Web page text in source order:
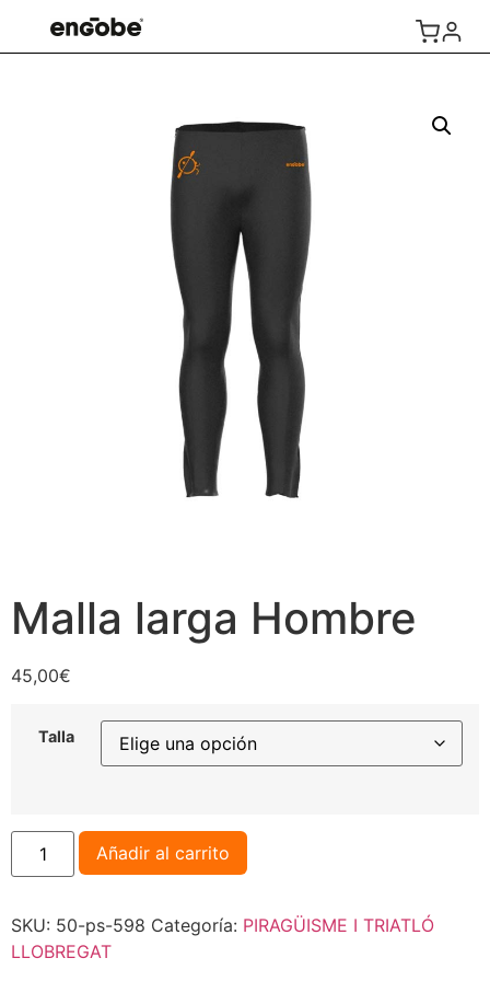
Malla larga Hombre
45,00€
Talla
Añadir al carrito
SKU: 50-ps-598 Categoría: PIRAGÜISME I TRIATLÓ
LLOBREGAT